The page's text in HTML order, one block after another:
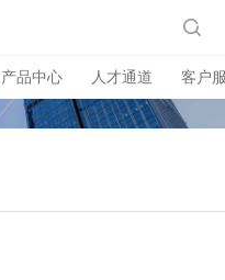
产品中心 人才通道 客户
